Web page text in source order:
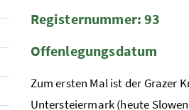
Registernummer: 93
Offenlegungsdatum
Zum ersten Mal ist der Grazer
Untersteiermark (heute